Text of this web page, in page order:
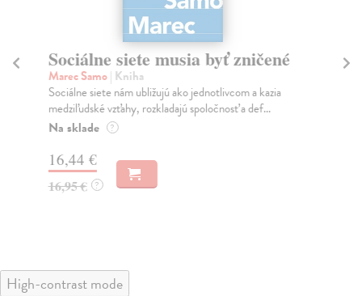
Sociálne siete musia byť zničené
Marec Samo| Kniha
Sociálne siete nám ubližujú ako jednotlivcom a kazia
medziľudské vzťahy, rozkladajú spoločnosť a def...
Na sklade ?
16,44 €
16,95 € ?
High-contrast mode